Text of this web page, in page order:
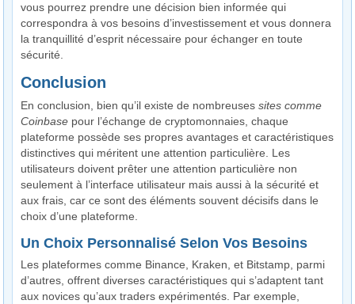
vous pourrez prendre une décision bien informée qui
correspondra à vos besoins d’investissement et vous donnera
la tranquillité d’esprit nécessaire pour échanger en toute
sécurité.
Conclusion
En conclusion, bien qu’il existe de nombreusessites comme
Coinbase pour l’échange de cryptomonnaies, chaque
plateforme possède ses propres avantages et caractéristiques
distinctives qui méritent une attention particulière. Les
utilisateurs doivent prêter une attention particulière non
seulement à l’interface utilisateur mais aussi à la sécurité et
aux frais, car ce sont des éléments souvent décisifs dans le
choix d’une plateforme.
Un Choix Personnalisé Selon Vos Besoins
Les plateformes comme Binance, Kraken, et Bitstamp, parmi
d’autres, offrent diverses caractéristiques qui s’adaptent tant
aux novices qu’aux traders expérimentés. Par exemple,